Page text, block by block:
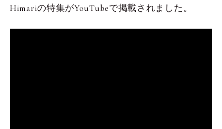
Himariの特集がYouTubeで掲載されました。